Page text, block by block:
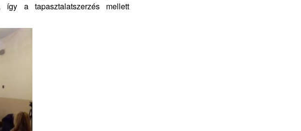
a tapasztalatszerzés mellett